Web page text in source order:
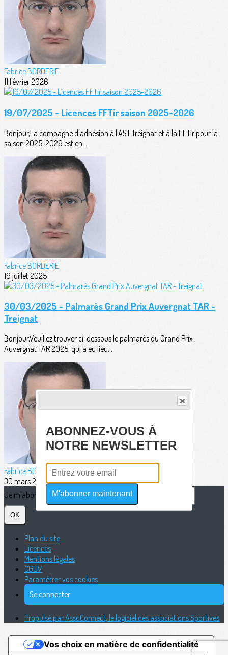
Fabrice BORDERIE
11 février 2026
19/07/2025 - Licences FFTir saison 2025-2026
Bonjour,La compagne d'adhésion à l'AST Treignat et à la FFTir pour la
saison 2025-2026 est en...
Fabrice BORDERIE
19 juillet 2025
30/03/2025 - Palmarès Grand Prix Auvergnat TAR -
Treignat
Bonjour,Veuillez trouver ci-dessous le palmarès du Grand Prix
Auvergnat TAR 2025, qui a eu lieu...
Fabrice BORDERIE
30 mars 2025
Je m'abonne à la newsletter
OK
Plan du site
Licences
Mentions légales
CGUV
Paramétrer vos cookies
Se connecter
Propulsé par AssoConnect, le logiciel des associations Sportives
Vos choix en matière de confidentialité
ABONNEZ-VOUS À
NOTRE NEWSLETTER
M'abonner maintenant